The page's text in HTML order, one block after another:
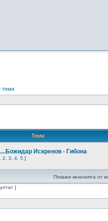
теми
Теми
Искренов - Гибона
2 3 4 5 ]
Покажи мненията от
]